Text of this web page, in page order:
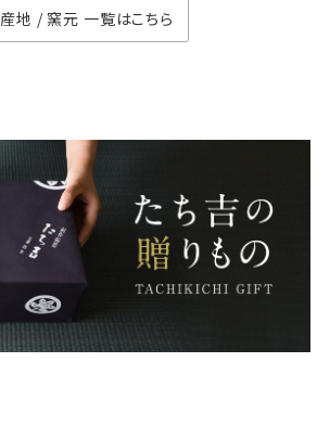
産地 / 窯元 一覧はこちら